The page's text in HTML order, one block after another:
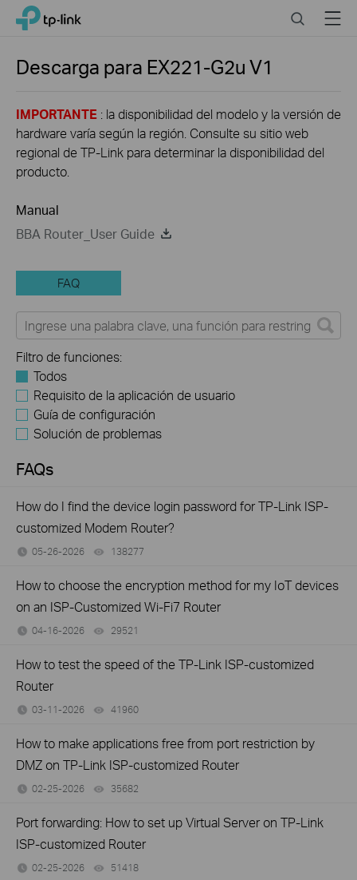
Click
navigation
TP-Link, Reliably Smart SearchMenu
Descarga para EX221-G2uV1
IMPORTANTE : la disponibilidad del modelo y la versión de
hardware varía según la región. Consulte su sitio web
regional de TP-Link para determinar la disponibilidad del
producto.
Manual
BBA Router_User Guide
FAQ
Filtro de funciones:
Todos
Requisito de la aplicación de usuario
Guía de configuración
Solución de problemas
FAQs
How do I find the device login password for TP-Link ISP-
customized Modem Router?
05-26-2026 138277
How to choose the encryption method for my IoT devices
on an ISP-Customized Wi-Fi7 Router
04-16-2026 29521
How to test the speed of the TP-Link ISP-customized
Router
03-11-2026 41960
How to make applications free from port restriction by
DMZ on TP-Link ISP-customized Router
02-25-2026 35682
Port forwarding: How to set up Virtual Server on TP-Link
ISP-customized Router
02-25-2026 51418